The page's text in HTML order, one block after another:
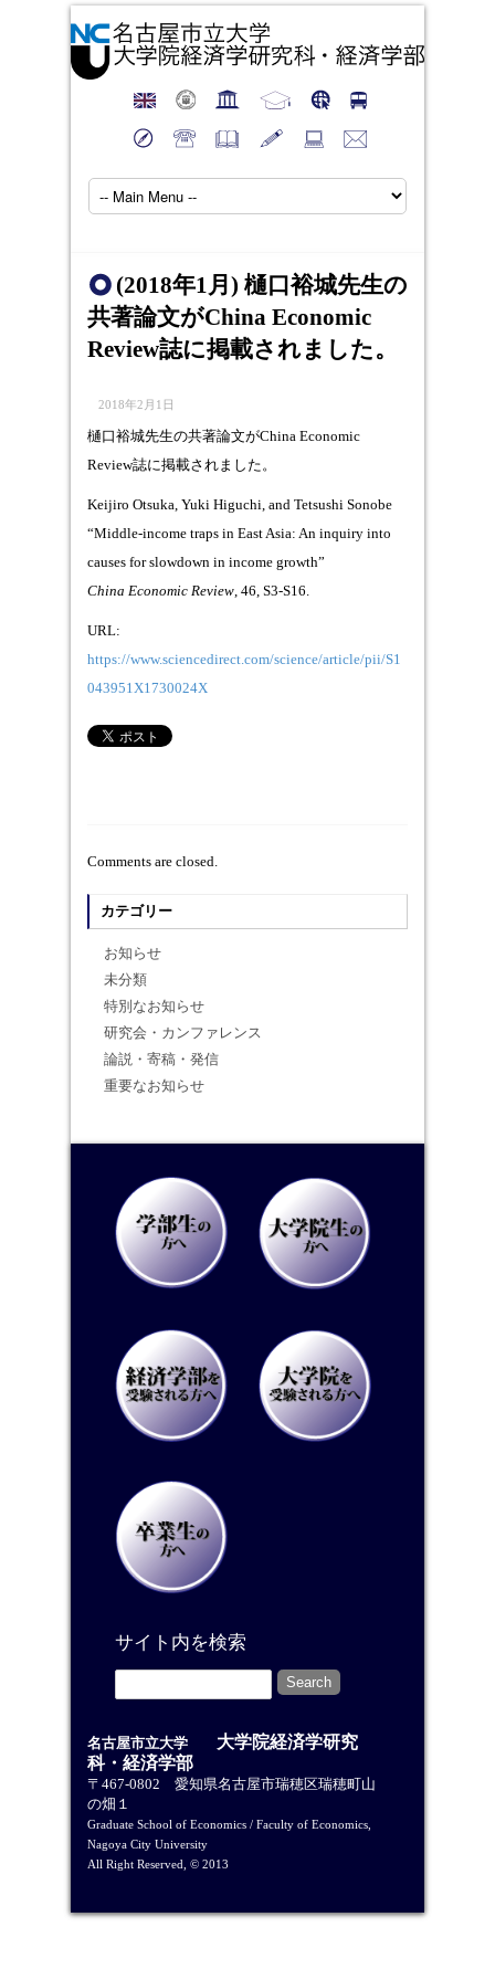
(2018年1月) 樋口裕城先生の
共著論文がChina Economic
Review誌に掲載されました。
2018年2月1日
樋口裕城先生の共著論文がChina Economic
Review誌に掲載されました。
Keijiro Otsuka, Yuki Higuchi, and Tetsushi Sonobe
“Middle-income traps in East Asia: An inquiry into
causes for slowdown in income growth”
China Economic Review , 46, S3-S16.
URL:
https://www.sciencedirect.com/science/article/pii/S1
043951X1730024X
Comments are closed.
カテゴリー
お知らせ
未分類
特別なお知らせ
研究会・カンファレンス
論説・寄稿・発信
重要なお知らせ
サイト内を検索
名古屋市立大学
大学院経済学研究
科・経済学部
〒467-0802 愛知県名古屋市瑞穂区瑞穂町山
の畑１
Graduate School of Economics / Faculty of Economics,
Nagoya City University
All Right Reserved, © 2013